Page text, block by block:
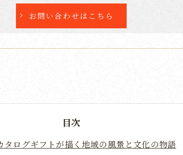
お問い合わせはこちら
目次
タログギフトが描く地域の風景と文化の物語